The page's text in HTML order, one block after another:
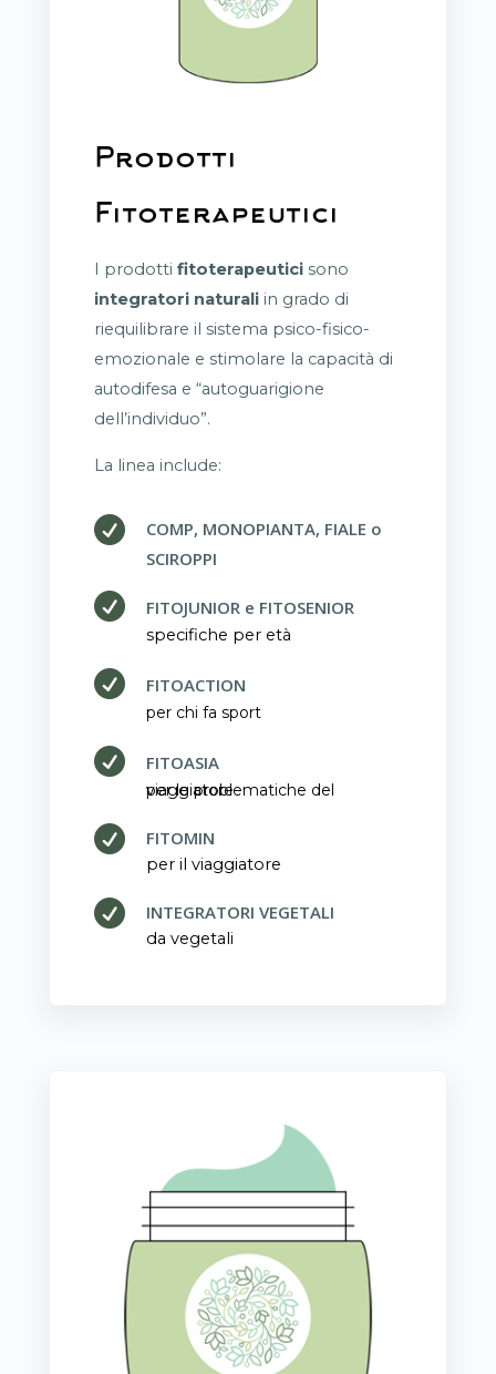
Prodotti
Fitoterapeutici
I prodotti fitoterapeuticisono
integratori naturaliin grado di
riequilibrare il sistema psico-fisico-
emozionale e stimolare la capacità di
autodifesa e “autoguarigione
dell’individuo”.
La linea include:

COMP, MONOPIANTA, FIALE o
SCIROPPI
 FITOJUNIOR e FITOSENIOR
specifiche per età
 FITOACTION
per chi fa sport
 FITOASIA
per le problematiche del viaggiatore
 FITOMIN
per il viaggiatore
 INTEGRATORI VEGETALI
da vegetali